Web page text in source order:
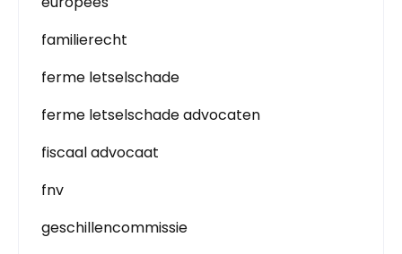
familierecht
ferme letselschade
ferme letselschade advocaten
fiscaal advocaat
fnv
geschillencommissie